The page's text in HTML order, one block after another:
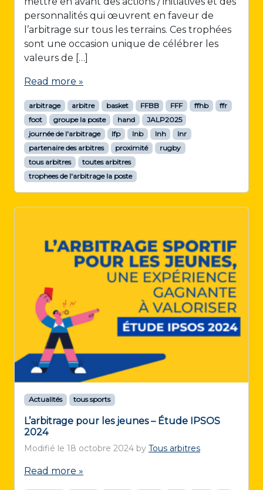
personnalités qui œuvrent en faveur de
l’arbitrage sur tous les terrains. Ces trophées
sont une occasion unique de célébrer les
valeurs de […]
Read more »
arbitrage arbitre basket FFBB FFF ffhb
ffr
foot
groupe la poste hand
JALP2025
journée de l'arbitrage
lfp lnb lnh
lnr
partenaire des arbitres
proximité
rugby
tous arbitres
toutes arbitres
trophees de l'arbitrage la poste
Actualités tous sports
L’arbitrage pour les jeunes – Étude IPSOS
2024
Modifié le 18 octobre 2024 by Tous arbitres
Read more »